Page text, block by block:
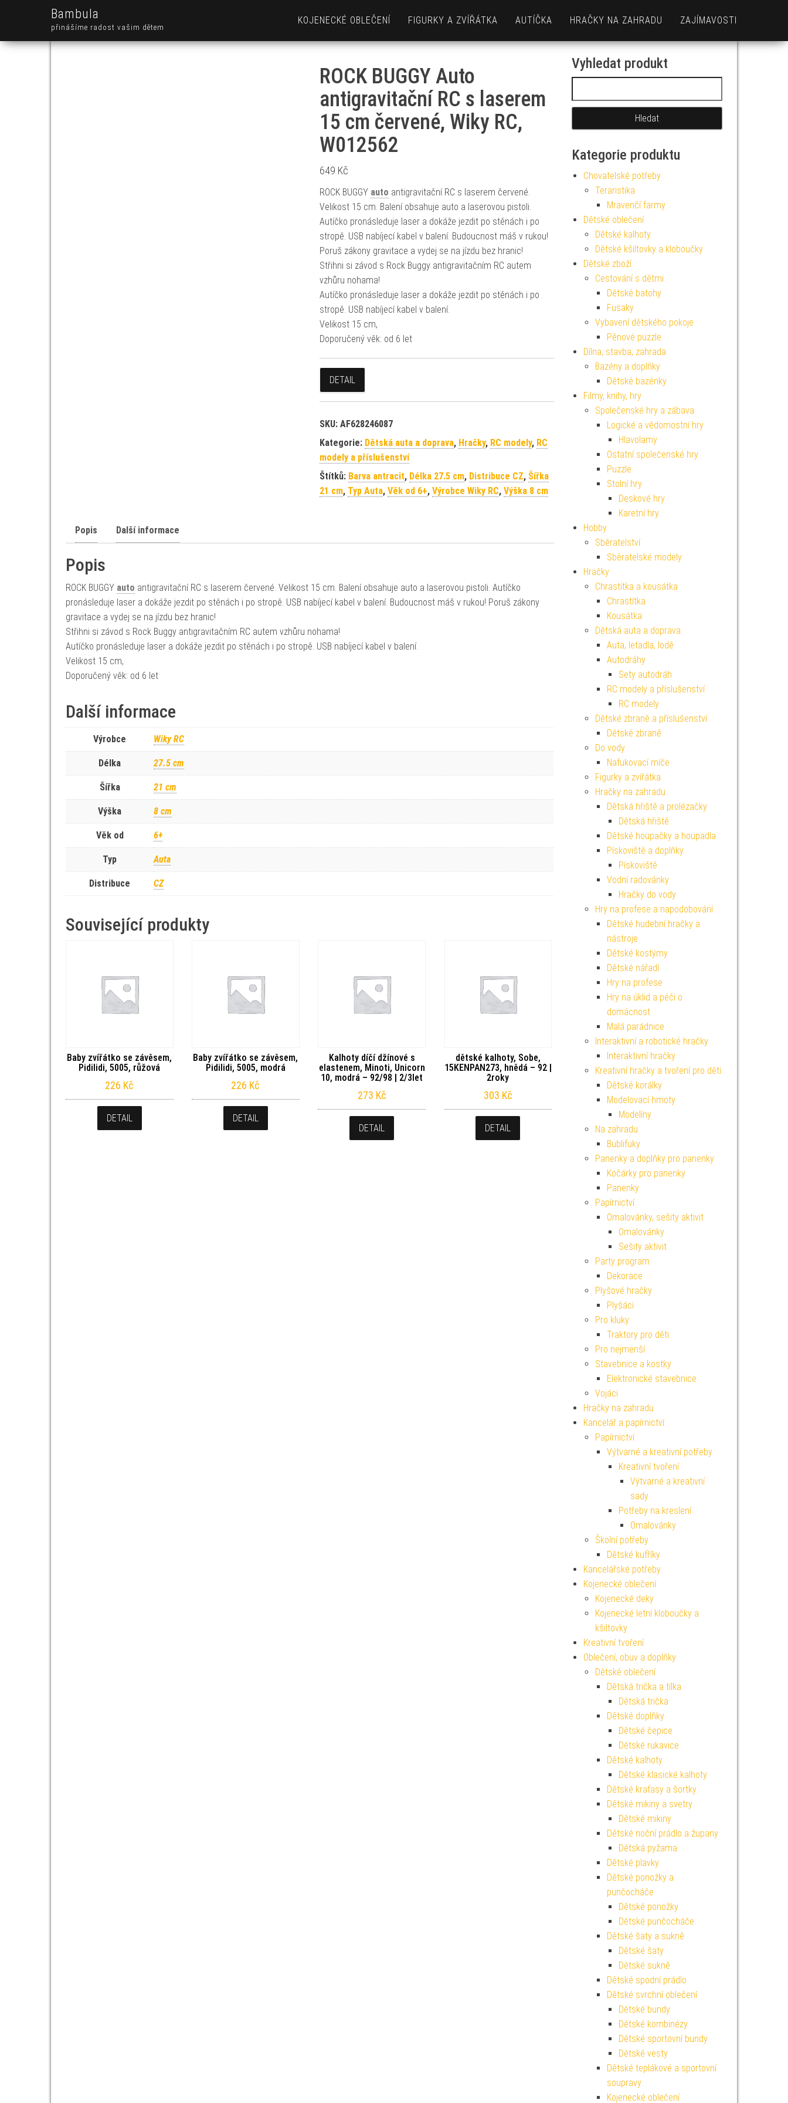
Bambula
přinášíme radost vašim dětem
KOJENECKÉ OBLEČENÍ FIGURKY A ZVÍŘÁTKA AUTÍČKA HRAČKY NA ZAHRADU ZAJÍMAVOSTI
ROCK BUGGY Auto
antigravitační RC s laserem
15 cm červené, Wiky RC,
W012562
649 Kč
ROCK BUGGY auto antigravitační RC s laserem červené.
Velikost 15 cm. Balení obsahuje auto a laserovou pistoli.
Autíčko pronásleduje laser a dokáže jezdit po stěnách i po
stropě. USB nabíjecí kabel v balení. Budoucnost máš v rukou!
Poruš zákony gravitace a vydej se na jízdu bez hranic!
Střihni si závod s Rock Buggy antigravitačním RC autem
vzhůru nohama!
Autíčko pronásleduje laser a dokáže jezdit po stěnách i po
stropě. USB nabíjecí kabel v balení.
Velikost 15 cm,
Doporučený věk: od 6 let
DETAIL
SKU: AF628246087
Kategorie: Dětská auta a doprava, Hračky, RC modely, RC
modely a příslušenství
Štítků: Barva antracit, Délka 27.5 cm, Distribuce CZ, Šířka
21 cm, Typ Auta, Věk od 6+, Výrobce Wiky RC, Výška 8 cm
Popis Další informace
Popis
ROCK BUGGY auto antigravitační RC s laserem červené. Velikost 15 cm. Balení obsahuje auto a laserovou pistoli. Autíčko
pronásleduje laser a dokáže jezdit po stěnách i po stropě. USB nabíjecí kabel v balení. Budoucnost máš v rukou! Poruš zákony
gravitace a vydej se na jízdu bez hranic!
Střihni si závod s Rock Buggy antigravitačním RC autem vzhůru nohama!
Autíčko pronásleduje laser a dokáže jezdit po stěnách i po stropě. USB nabíjecí kabel v balení.
Velikost 15 cm,
Doporučený věk: od 6 let
Další informace
Výrobce Wiky RC
Délka 27.5 cm
Šířka 21 cm
Výška 8 cm
Věk od 6+
Typ Auta
Distribuce CZ
Související produkty
Baby zvířátko se závěsem,
Pidilidi, 5005, růžová
226 Kč
DETAIL
Baby zvířátko se závěsem,
Pidilidi, 5005, modrá
226 Kč
DETAIL
Kalhoty díčí džínové s
elastenem, Minoti, Unicorn
10, modrá – 92/98 | 2/3let
273 Kč
DETAIL
dětské kalhoty, Sobe,
15KENPAN273, hnědá – 92 |
2roky
303 Kč
DETAIL
Vyhledat produkt
Kategorie produktu
Chovatelské potřeby
Teraristika
Mravenčí farmy
Dětské oblečení
Dětské kalhoty
Dětské kšiltovky a kloboučky
Dětské zboží
Cestování s dětmi
Dětské batohy
Fusaky
Vybavení dětského pokoje
Pěnové puzzle
Dílna, stavba, zahrada
Bazény a doplňky
Dětské bazénky
Filmy, knihy, hry
Společenské hry a zábava
Logické a vědomostní hry
Hlavolamy
Ostatní společenské hry
Puzzle
Stolní hry
Deskové hry
Karetní hry
Hobby
Sběratelství
Sběratelské modely
Hračky
Chrastítka a kousátka
Chrastítka
Kousátka
Dětská auta a doprava
Auta, letadla, lodě
Autodráhy
Sety autodráh
RC modely a příslušenství
RC modely
Dětské zbraně a příslušenství
Dětské zbraně
Do vody
Nafukovací míče
Figurky a zvířátka
Hračky na zahradu
Dětská hřiště a prolézačky
Dětská hřiště
Dětské houpačky a houpadla
Pískoviště a doplňky
Pískoviště
Vodní radovánky
Hračky do vody
Hry na profese a napodobování
Dětské hudební hračky a
nástroje
Dětské kostýmy
Dětské nářadí
Hry na profese
Hry na úklid a péči o
domácnost
Malá parádnice
Interaktivní a robotické hračky
Interaktivní hračky
Kreativní hračky a tvoření pro děti
Dětské korálky
Modelovací hmoty
Modelíny
Na zahradu
Bublifuky
Panenky a doplňky pro panenky
Kočárky pro panenky
Panenky
Papírnictví
Omalovánky, sešity aktivit
Omalovánky
Sešity aktivit
Party program
Dekorace
Plyšové hračky
Plyšáci
Pro kluky
Traktory pro děti
Pro nejmenší
Stavebnice a kostky
Elektronické stavebnice
Vojáci
Hračky na zahradu
Kancelář a papírnictví
Papírnictví
Výtvarné a kreativní potřeby
Kreativní tvoření
Výtvarné a kreativní
sady
Potřeby na kreslení
Omalovánky
Školní potřeby
Dětské kufříky
Kancelářské potřeby
Kojenecké oblečení
Kojenecké deky
Kojenecké letní kloboučky a
kšiltovky
Kreativní tvoření
Oblečení, obuv a doplňky
Dětské oblečení
Dětská trička a tílka
Dětská trička
Dětské doplňky
Dětské čepice
Dětské rukavice
Dětské kalhoty
Dětské klasické kalhoty
Dětské kraťasy a šortky
Dětské mikiny a svetry
Dětské mikiny
Dětské noční prádlo a župany
Dětská pyžama
Dětské plavky
Dětské ponožky a
punčocháče
Dětské ponožky
Dětské punčocháče
Dětské šaty a sukně
Dětské šaty
Dětské sukně
Dětské spodní prádlo
Dětské svrchní oblečení
Dětské bundy
Dětské kombinézy
Dětské sportovní bundy
Dětské vesty
Dětské teplákové a sportovní
soupravy
Kojenecké oblečení